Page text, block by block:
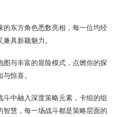
的东方角色悉数亮相，每一位均经
具新颖魅力。
与丰富的冒险模式，点燃你的探
惊喜。
中融入深度策略元素，卡组的组
慧，每一场战斗都是策略层面的